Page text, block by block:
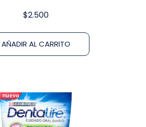
$2.500
AÑADIR AL CARRITO